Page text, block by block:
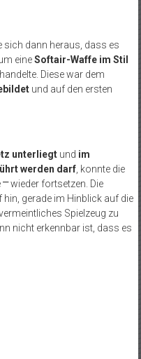
sich dann heraus, dass es
eineSoftair-Waffe im Stil
Diese war dem
und auf den ersten
unterliegtund im
werden darf, konnte die
wieder fortsetzen. Die
gerade im Hinblick auf die
Spielzeug zu
nicht erkennbar ist, dass es